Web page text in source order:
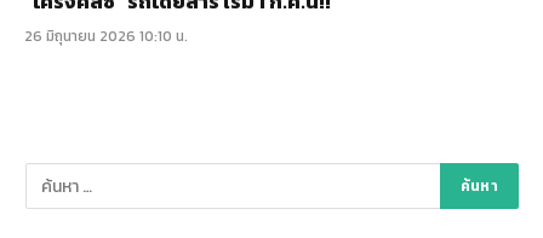
26 มิถุนายน 2026 10:10 น.